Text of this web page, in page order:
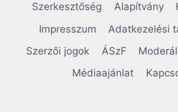
Szerkesztőség Alapítvány
Impresszum
Adatkezelési
Szerzői jogok
ÁSzF
Médiaajánlat